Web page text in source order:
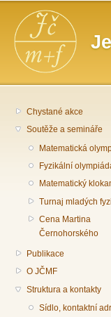
Hlavní menu
Chystané akce
Soutěže a semináře
Matematická
Fyzikální
Matematický
Turnaj mladých
Cena Martina
Černohorského
Publikace
O JČMF
Struktura a kontakty
Sídlo, kontaktní